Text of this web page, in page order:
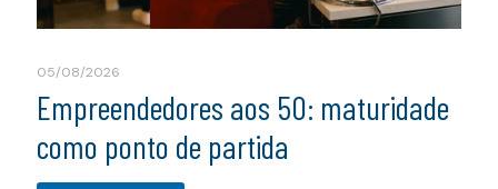
05/08/2026
Empreendedores aos 50: maturidade
como ponto de partida